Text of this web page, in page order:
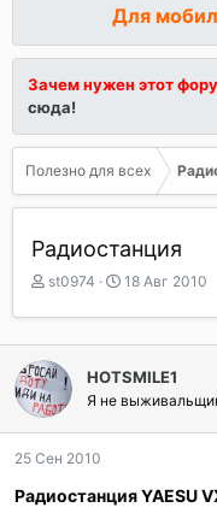
Для
Зачем нужен этот
сюда!
Полезно для всех
Радиостанция
А
т
о
р
т
е
м
ы
st0974
Д
т
а
н
а
ч
а
18 Авг 2010
HOTSMILE1
Я не
25 Сен 2010
Радиостанция YAESU